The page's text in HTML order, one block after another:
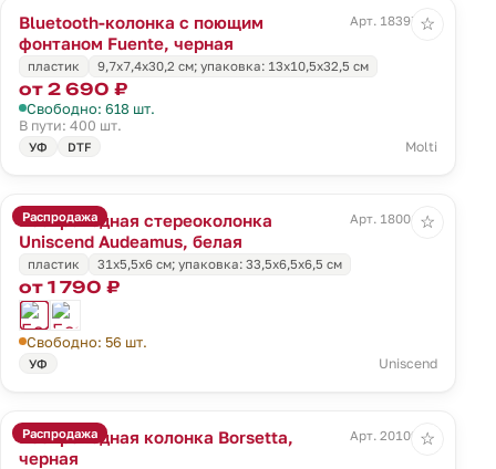
Bluetooth-колонка с поющим
фонтаном Fuente, черная
Арт. 18397.30
пластик 9,7x7,4x30,2 см; упаковка: 13x10,5x32,5 см
от 2 690 ₽
Свободно: 618 шт.
В пути: 400 шт.
УФ DTF Molti
☆
Распродажа
Беспроводная стереоколонка
Uniscend Audeamus, белая
Арт. 18001.60
пластик 31х5,5х6 см; упаковка: 33,5х6,5х6,5 см
от 1 790 ₽
Свободно: 56 шт.
УФ Uniscend
☆
Распродажа
Беспроводная колонка Borsetta,
черная
Арт. 20109.30
☆